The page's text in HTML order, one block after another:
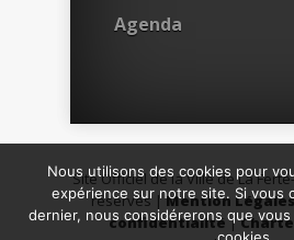
Agenda
Site Officiel de la Ville de La
réservés |Mention Légales
confidentialité|
Nous utilisons des cookies pour
expérience sur notre site. Si vous
dernier, nous considérerons que